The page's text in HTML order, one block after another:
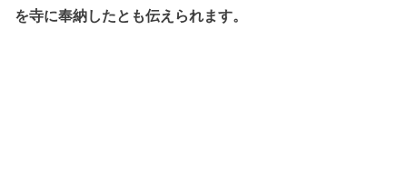
を寺に奉納したとも伝えられます。